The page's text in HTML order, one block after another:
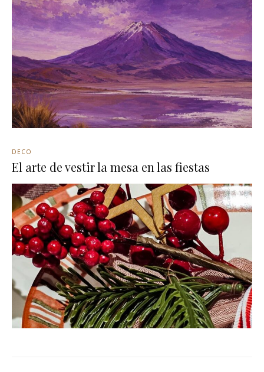
DECO
El arte de vestir la mesa en las fiestas